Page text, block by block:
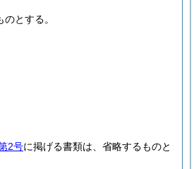
とする。
2号に掲げる書類は、省略するものと